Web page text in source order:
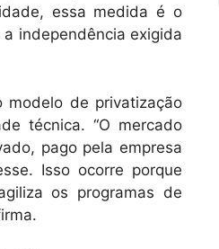
essa medida é o
independência exigida
modelo de privatização
técnica. “O mercado
pago pela empresa
Isso ocorre porque
os programas de